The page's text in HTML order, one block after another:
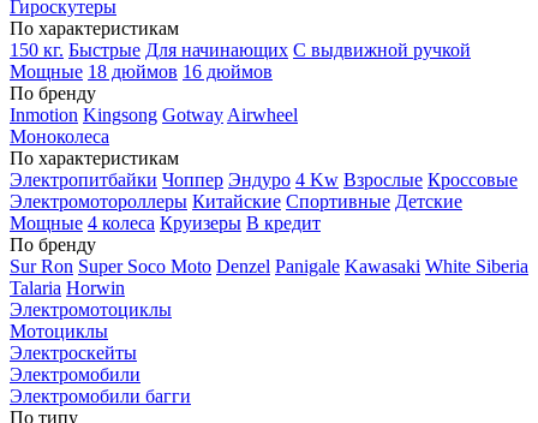
Гироскутеры
По характеристикам
150 кг. Быстрые Для начинающих С выдвижной ручкой
Мощные 18 дюймов 16 дюймов
По бренду
Inmotion Kingsong Gotway Airwheel
Моноколеса
По характеристикам
Электропитбайки Чоппер Эндуро 4 Kw Взрослые Кроссовые
Электромотороллеры Китайские Спортивные Детские
Мощные 4 колеса Круизеры В кредит
По бренду
Sur Ron Super Soco Moto Denzel Panigale Kawasaki White Siberia
Talaria Horwin
Электромотоциклы
Мотоциклы
Электроскейты
Электромобили
Электромобили багги
По типу